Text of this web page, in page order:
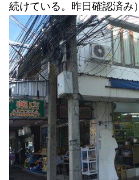
続けている。昨日確認済み）